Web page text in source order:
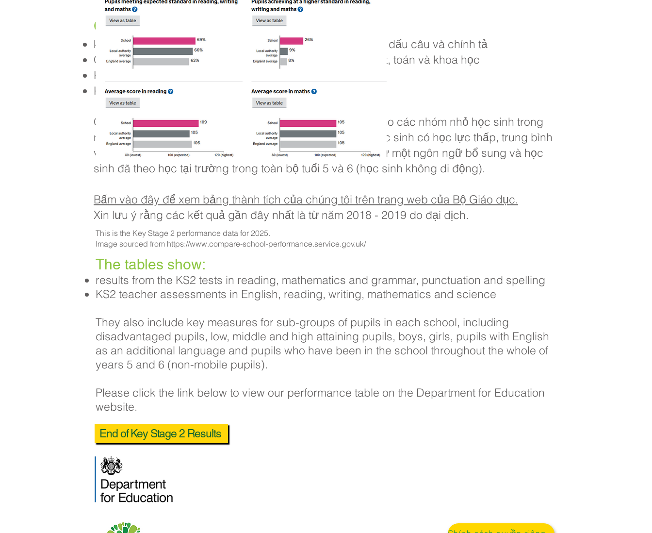
Các bảng hiển thị:
kết quả từ các bài kiểm tra KS2 về đọc, toán và ngữ pháp, dấu câu và chính tả
Các bài đánh giá của giáo viên KS2 về tiếng Anh, đọc, viết, toán và khoa học
KS1-2 đo lường tiến bộ trong đọc, viết và toán học
KS1-2 giá trị gia tăng
Các biện pháp này cũng bao gồm các biện pháp chính cho các nhóm nhỏ học sinh trong
mỗi trường, bao gồm học sinh có hoàn cảnh khó khăn, học sinh có học lực thấp, trung bình
và cao, nam sinh, nữ sinh, học sinh sử dụng tiếng Anh như một ngôn ngữ bổ sung và học
sinh đã theo học tại trường trong toàn bộ tuổi 5 và 6 (học sinh không di động).
Bấm vào đây để xem bảng thành tích của chúng tôi trên trang web của Bộ Giáo dục.
Xin lưu ý rằng các kết quả gần đây nhất là từ năm 2018 - 2019 do đại dịch.
This is the Key Stage 2 performance data for 2025.
Image sourced from https://www.compare-school-performance.service.gov.uk/
The tables show:
results from the KS2 tests in reading, mathematics and grammar, punctuation and spelling
KS2 teacher assessments in English, reading, writing, mathematics and science
They also include key measures for sub-groups of pupils in each school, including
disadvantaged pupils, low, middle and high attaining pupils, boys, girls, pupils with English
as an additional language and pupils who have been in the school throughout the whole of
years 5 and 6 (non-mobile pupils).
Please click the link below to view our performance table on the Department for Education
website.
End of Key Stage 2 Results